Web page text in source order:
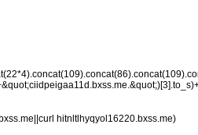
hitnltlhyqyol16220.bxss.me)